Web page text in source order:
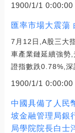
1900/1/1 0:00:00
匯率市場大震蕩
7月12日,A股三大
車產業鏈延續強勢
證指數跌0.78%,
1900/1/1 0:00:00
中國具備了人
坡金融管理局銀
局學院院長白士